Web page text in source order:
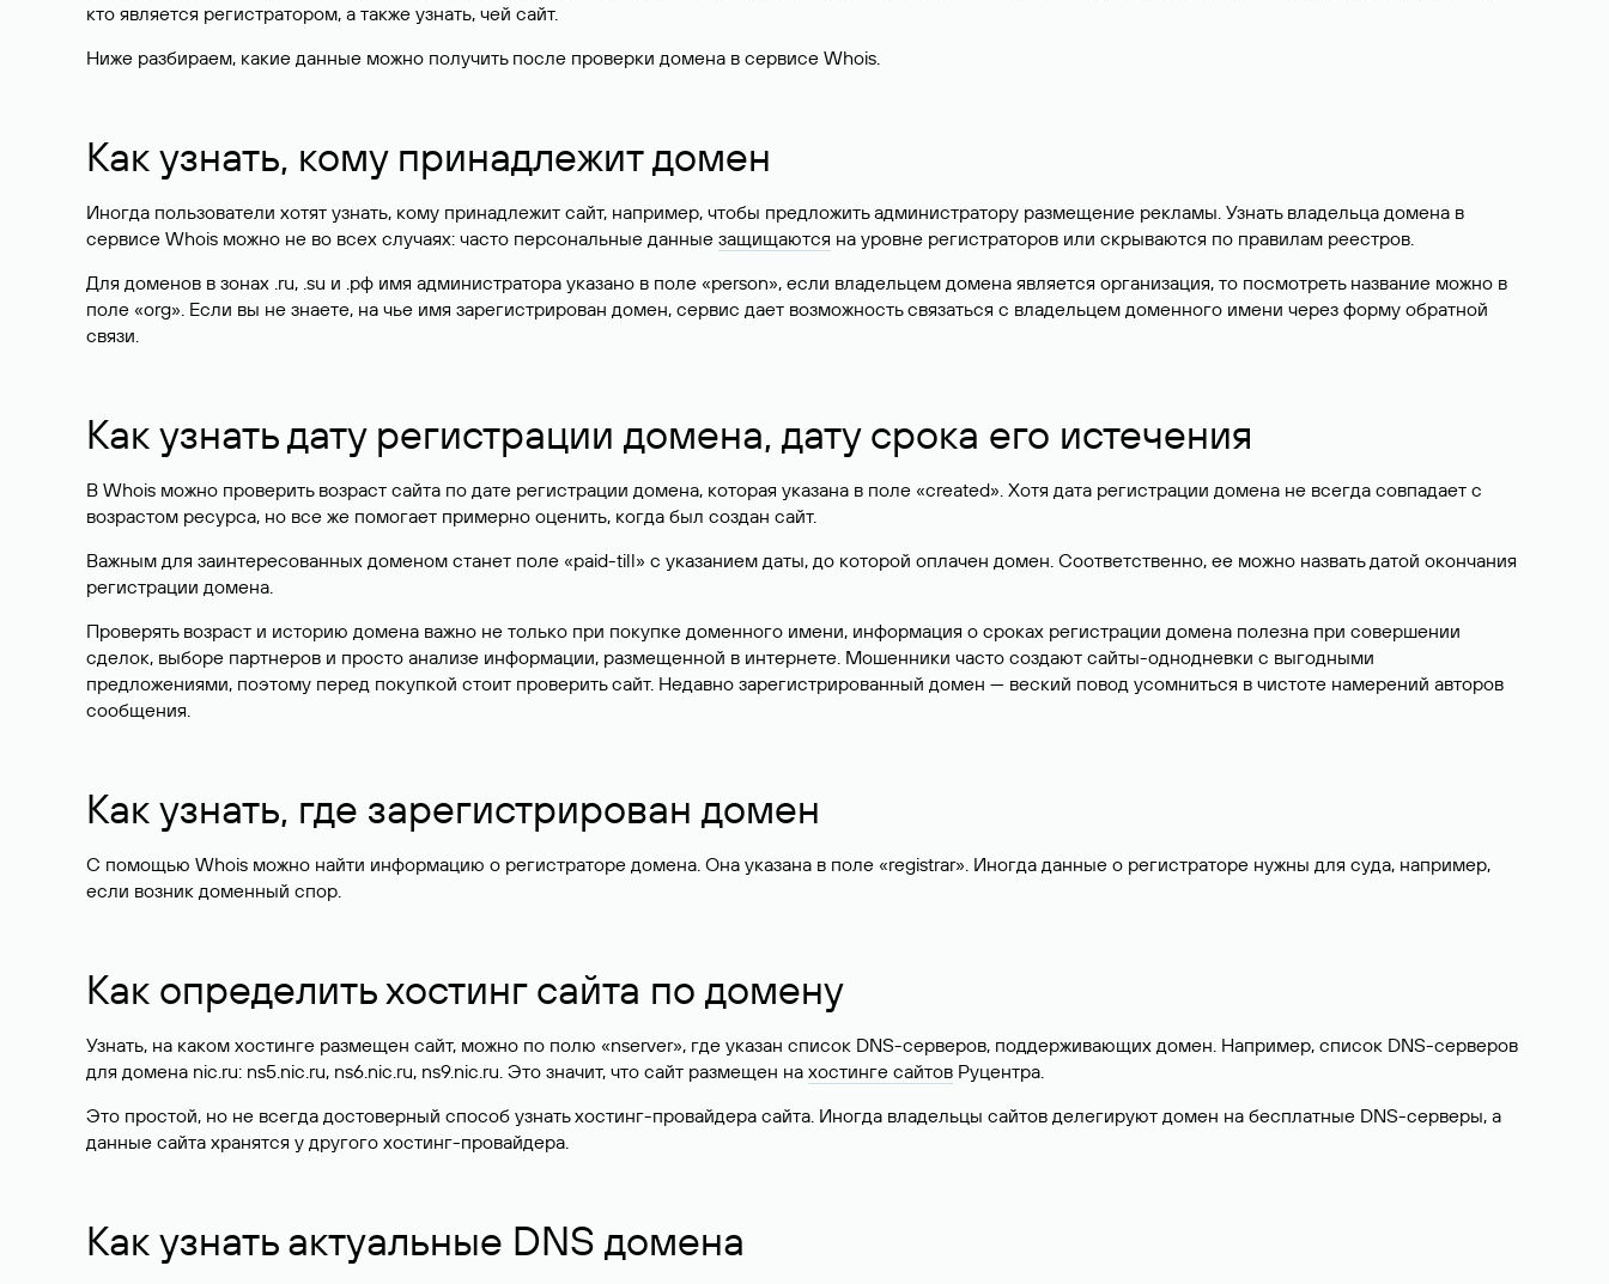
кто является регистратором, а также узнать, чей сайт.
Ниже разбираем, какие данные можно получить после проверки домена в сервисе Whois.
Как узнать, кому принадлежит домен
Иногда пользователи хотят узнать, кому принадлежит сайт, например, чтобы предложить администратору размещение рекламы. Узнать владельца домена в
сервисе Whois можно не во всех случаях: часто персональные данные защищаются на уровне регистраторов или скрываются по правилам реестров.
Для доменов в зонах .ru, .su и .рф имя администратора указано в поле «person», если владельцем домена является организация, то посмотреть название можно в
поле «org». Если вы не знаете, на чье имя зарегистрирован домен, сервис дает возможность связаться с владельцем доменного имени через форму обратной
связи.
Как узнать дату регистрации домена, дату срока его истечения
В Whois можно проверить возраст сайта по дате регистрации домена, которая указана в поле «created». Хотя дата регистрации домена не всегда совпадает с
возрастом ресурса, но все же помогает примерно оценить, когда был создан сайт.
Важным для заинтересованных доменом станет поле «paid-till» с указанием даты, до которой оплачен домен. Соответственно, ее можно назвать датой окончания
регистрации домена.
Проверять возраст и историю домена важно не только при покупке доменного имени, информация о сроках регистрации домена полезна при совершении
сделок, выборе партнеров и просто анализе информации, размещенной в интернете. Мошенники часто создают сайты-однодневки с выгодными
предложениями, поэтому перед покупкой стоит проверить сайт. Недавно зарегистрированный домен — веский повод усомниться в чистоте намерений авторов
сообщения.
Как узнать, где зарегистрирован домен
С помощью Whois можно найти информацию о регистраторе домена. Она указана в поле «registrar». Иногда данные о регистраторе нужны для суда, например,
если возник доменный спор.
Как определить хостинг сайта по домену
Узнать, на каком хостинге размещен сайт, можно по полю «nserver», где указан список DNS-серверов, поддерживающих домен. Например, список DNS-серверов
для домена nic.ru: ns5.nic.ru, ns6.nic.ru, ns9.nic.ru. Это значит, что сайт размещен на хостинге сайтов Руцентра.
Это простой, но не всегда достоверный способ узнать хостинг-провайдера сайта. Иногда владельцы сайтов делегируют домен на бесплатные DNS-серверы, а
данные сайта хранятся у другого хостинг-провайдера.
Как узнать актуальные DNS домена